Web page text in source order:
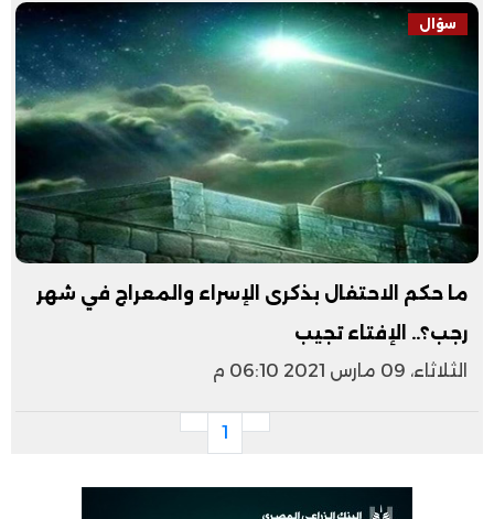
سؤال
ما حكم الاحتفال بذكرى الإسراء والمعراج في شهر
رجب؟.. الإفتاء تجيب
الثلاثاء، 09 مارس 2021 06:10 م
1